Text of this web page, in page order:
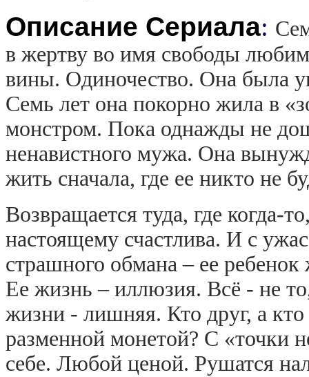
Описание Сериала:
в жертву во имя свободы
вины. Одиночество. Она была
Семь лет она покорно жила в
монстром. Пока однажды не
ненавистного мужа. Она
жить сначала, где ее никто не
Возвращается туда, где когда-
настоящему счастлива. И с
страшного обмана – ее
Ее жизнь – иллюзия. Всё - не
жизни - лишняя. Кто друг, а
разменной монетой? С «точки
себе. Любой ценой. Рушатся